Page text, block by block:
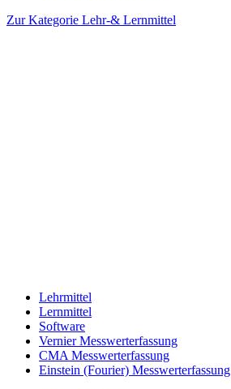
Zur Kategorie Lehr-& Lernmittel
Lehrmittel
Lernmittel
Software
Vernier Messwerterfassung
CMA Messwerterfassung
Einstein (Fourier) Messwerterfassung